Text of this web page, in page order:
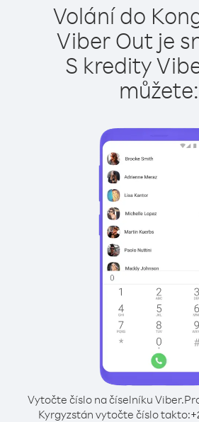
Volání do
Viber Out je
S kredity
můžete:
Vytočte číslo na číselníku Viber.
Kyrgyzstán vytočte číslo takto:+